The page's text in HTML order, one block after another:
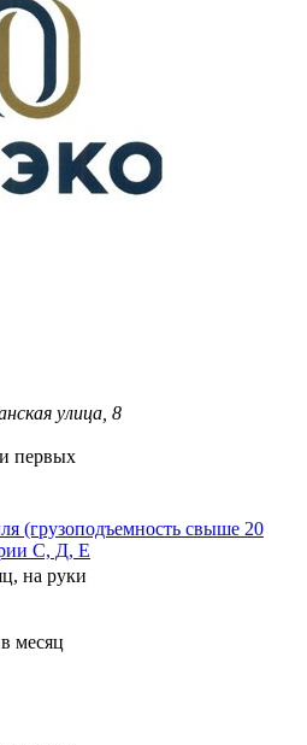
улица, 8
первых
(грузоподъемность свыше 20
С, Д, Е
на руки
месяц